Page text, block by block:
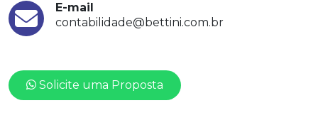
E-mail
contabilidade@bettini.com.br
Solicite uma Proposta